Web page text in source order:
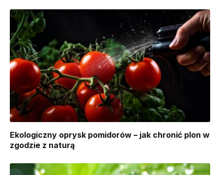
Ekologiczny oprysk pomidorów – jak chronić plon w
zgodzie z naturą